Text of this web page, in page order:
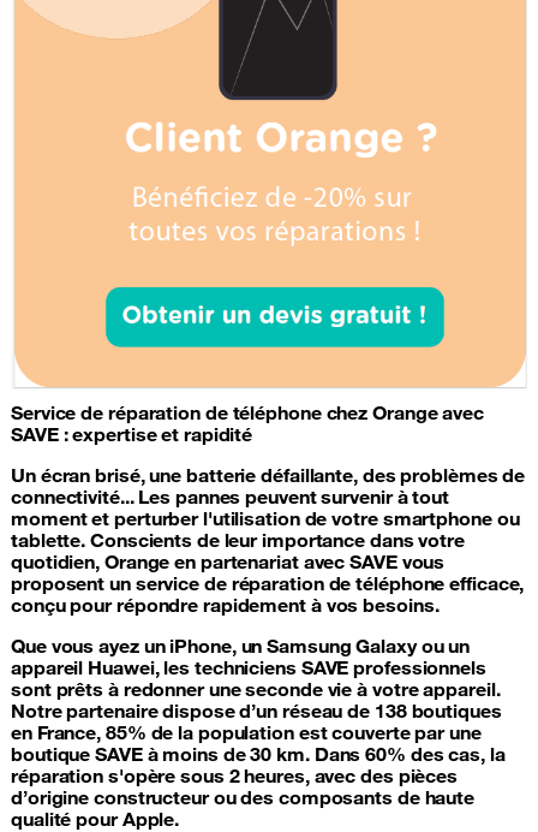
Service de réparation de téléphonechez Orange avec
SAVE : expertise et rapidité
Un écran brisé, une batterie défaillante, des problèmes de
connectivité... Les pannes peuvent survenir à tout
moment et perturber l'utilisation de votre smartphoneou
tablette. Conscients de leur importance dans votre
quotidien, Orange en partenariat avec SAVE vous
proposent un service de réparation de téléphone efficace,
conçu pour répondre rapidement à vos besoins.
Que vous ayez un iPhone, un SamsungGalaxyou un
appareil Huawei, les techniciens SAVE professionnels
sont prêts à redonner une seconde vie à votre appareil.
Notre partenaire dispose d’un réseau de 138 boutiques
en France, 85% de la population est couverte par une
boutique SAVE à moins de 30 km. Dans 60% des cas, la
réparation s'opère sous 2 heures, avec des pièces
d’origine constructeur ou des composants de haute
qualité pour Apple.